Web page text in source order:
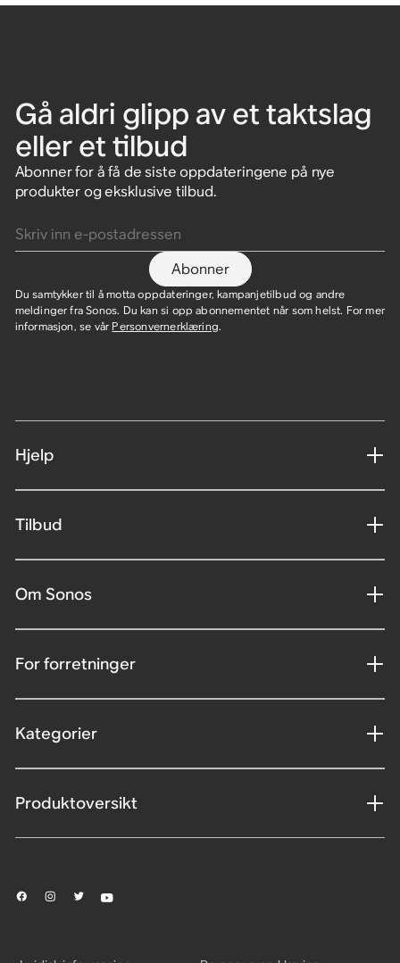
Gå aldri glipp av et taktslag
eller et tilbud
Abonner for å få de siste oppdateringene på nye
produkter og eksklusive tilbud.
Abonner
Du samtykker til å motta oppdateringer, kampanjetilbud og andre
meldinger fra Sonos. Du kan si opp abonnementet når som helst. For mer
informasjon, se vår Personvernerklæring.
Hjelp
Tilbud
Om Sonos
For forretninger
Kategorier
Produktoversikt